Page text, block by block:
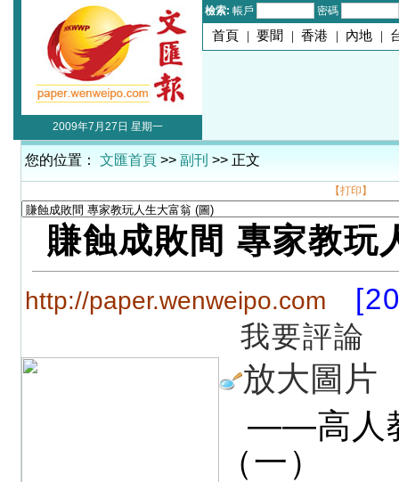
檢索: 帳戶 密碼
首頁 | 要聞 | 香港 | 內地 |
2009年7月27日 星期一
您的位置： 文匯首頁 >> 副刊 >> 正文
【打印】
賺蝕成敗間 專家教玩
http://paper.wenweipo.com
我要評論
放大圖片
——高人
（一）